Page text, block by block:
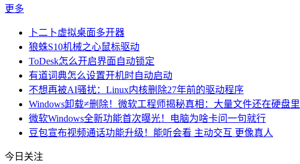
更多
卜二卜虚拟桌面多开器
狼蛛S10机械之心鼠标驱动
ToDesk怎么开启界面自动锁定
有道词典怎么设置开机时自动启动
不想再被AI骚扰：Linux内核删除27年前的驱动程序
Windows卸载≠删除！微软工程师揭秘真相：大量文件还在硬盘里
微软Windows全新功能首次曝光！电脑为啥卡问一句就行
豆包宣布视频通话功能升级！能听会看 主动交互 更像真人
今日关注